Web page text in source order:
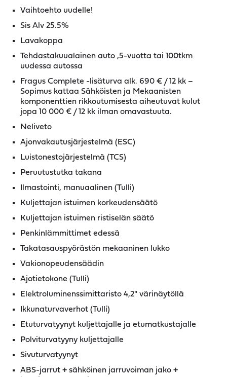
Vaihtoehto uudelle!
Sis Alv 25.5%
Lavakoppa
Tehdastakuualainen auto ,5-vuotta tai 100tkm
uudessa autossa
Fragus Complete -lisäturva alk. 690 € / 12 kk –
Sopimus kattaa Sähköisten ja Mekaanisten
komponenttien rikkoutumisesta aiheutuvat kulut
jopa 10 000 € / 12 kk ilman omavastuuta.
Neliveto
Ajonvakautusjärjestelmä (ESC)
Luistonestojärjestelmä (TCS)
Peruutustutka takana
Ilmastointi, manuaalinen (Tulli)
Kuljettajan istuimen korkeudensäätö
Kuljettajan istuimen ristiselän säätö
Penkinlämmittimet edessä
Takatasauspyörästön mekaaninen lukko
Vakionopeudensäädin
Ajotietokone (Tulli)
Elektroluminenssimittaristo 4,2" värinäytöllä
Ikkunaturvaverhot (Tulli)
Etuturvatyynyt kuljettajalle ja etumatkustajalle
Polviturvatyyny kuljettajalle
Sivuturvatyynyt
ABS-jarrut + sähköinen jarruvoiman jako +